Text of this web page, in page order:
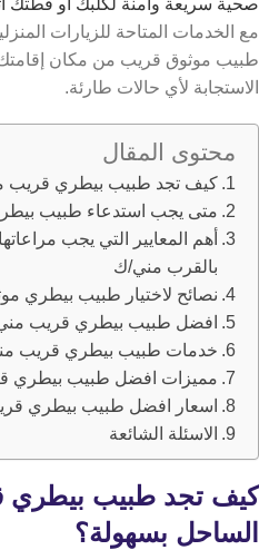
صحية سريعة وآمنة لكلبك أو قطتك
مع الخدمات المتاحة للزيارات
طبيب موثوق قريب من مكان
الاستجابة لأي حالات طارئة.
محتوى المقال
كيف تجد طبيب بيطري قريب
متى يجب استدعاء طبيب
​​أهم المعايير التي يجب
بالقرب مني/ك
نصائح لاختيار طبيب بيطري
افضل طبيب بيطري قريب
خدمات طبيب بيطري قريب
مميزات افضل طبيب بيطري
اسعار افضل طبيب بيطري
الاسئلة الشائعة
كيف تجد طبيب
الساحل بسهولة؟